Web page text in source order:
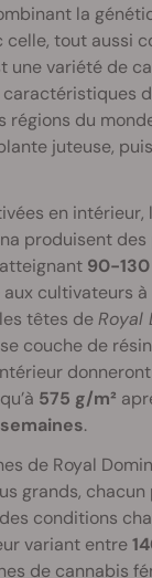
la
celle, tout aussi
une variété de
régions du
juteuse,
en intérieur,
produisent
90-
cultivateurs à
têtes deRoyal
couche de
575 g/m²
.
de Royal
grands,
conditions
variant entre
de cannabis